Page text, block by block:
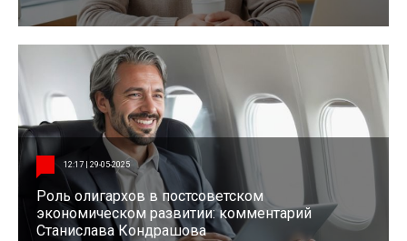
12:17 | 29-05-2025
Роль олигархов в постсоветском
экономическом развитии: комментарий
Станислава Кондрашова